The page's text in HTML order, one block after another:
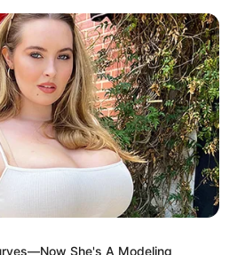
UHD? - Batman,
Skorpion i inne
2019 Artykuły
She's A Modeling